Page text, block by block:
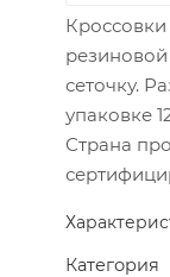
сеточку.
упаковке
Страна
Категория